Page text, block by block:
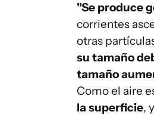
"Se produce
corrientes
otras
su tamaño
tamaño
Como el aire
la superficie,